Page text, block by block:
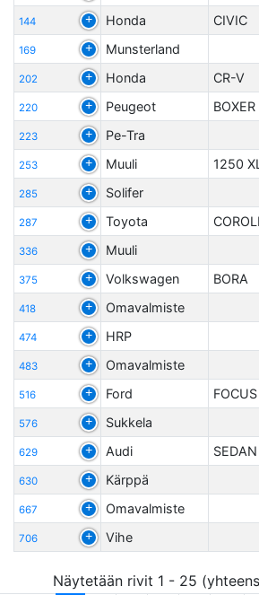
144 Honda CIVIC
169 Munsterland
202 Honda CR-V
220 Peugeot BOXER
223 Pe-Tra
253 Muuli 1250
285 Solifer
287 Toyota
336 Muuli
375 Volkswagen BORA
418 Omavalmiste
474 HRP
483 Omavalmiste
516 Ford FOCUS
576 Sukkela
629 Audi
630 Kärppä
667 Omavalmiste
706 Vihe
Näytetään rivit 1 - 25